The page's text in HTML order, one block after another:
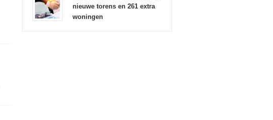
nieuwe torens en 261 extra
woningen